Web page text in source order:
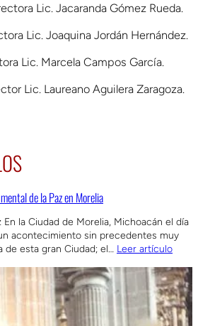
Lic. Jacaranda Gómez Rueda.
Lic. Joaquina Jordán Hernández.
Lic. Marcela Campos García.
Lic. Laureano Aguilera Zaragoza.
de la Paz en Morelia
En la Ciudad de Morelia, Michoacán el día
acontecimiento sin precedentes muy
de esta gran Ciudad; el… Leer artículo